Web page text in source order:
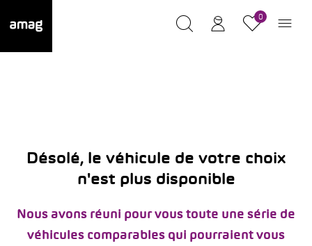
0
Désolé, le véhicule de votre choix
n'est plus disponible
Nous avons réuni pour vous toute une série de
véhicules comparables qui pourraient vous